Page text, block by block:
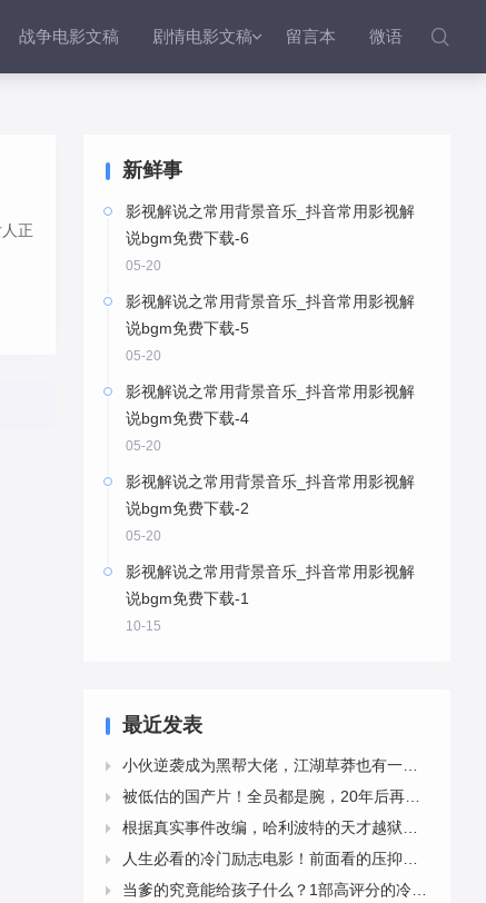

战争电影文稿 剧情电影文稿 留言本 微语
正
新鲜事
影视解说之常用背景音乐_抖音常用影视解
说bgm免费下载-6
05-20
影视解说之常用背景音乐_抖音常用影视解
说bgm免费下载-5
05-20
影视解说之常用背景音乐_抖音常用影视解
说bgm免费下载-4
05-20
影视解说之常用背景音乐_抖音常用影视解
说bgm免费下载-2
05-20
影视解说之常用背景音乐_抖音常用影视解
说bgm免费下载-1
10-15
最近发表

小伙逆袭成为黑帮大佬，江湖草莽也有一颗爱国心|《大上海》5000字解说稿

被低估的国产片！全员都是腕，20年后再看，肃然起敬！-《幸福时光》4543字解说稿

根据真实事件改编，哈利波特的天才越狱计划|《天才计划》12分钟4919字解说稿

人生必看的冷门励志电影！前面看的压抑，结局豁然开朗！|《浮云世事》13分钟4207字解说稿

当爹的究竟能给孩子什么？1部高评分的冷门电影《默默无闻》10分钟3328字解说稿